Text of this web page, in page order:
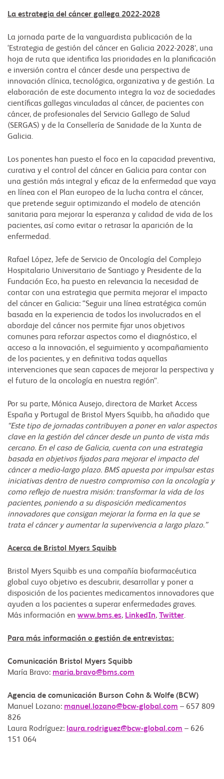
La estrategia del cáncer gallega 2022-2028
La jornada parte de la vanguardista publicación de la
‘Estrategia de gestión del cáncer en Galicia 2022-2028’, una
hoja de ruta que identifica las prioridades en la planificación
e inversión contra el cáncer desde una perspectiva de
innovación clínica, tecnológica, organizativa y de gestión. La
elaboración de este documento integra la voz de sociedades
científicas gallegas vinculadas al cáncer, de pacientes con
cáncer, de profesionales del Servicio Gallego de Salud
(SERGAS) y de la Consellería de Sanidade de la Xunta de
Galicia.
Los ponentes han puesto el foco en la capacidad preventiva,
curativa y el control del cáncer en Galicia para contar con
una gestión más integral y eficaz de la enfermedad que vaya
en línea con el Plan europeo de la lucha contra el cáncer,
que pretende seguir optimizando el modelo de atención
sanitaria para mejorar la esperanza y calidad de vida de los
pacientes, así como evitar o retrasar la aparición de la
enfermedad.
Rafael López, Jefe de Servicio de Oncología del Complejo
Hospitalario Universitario de Santiago y Presidente de la
Fundación Eco, ha puesto en relevancia la necesidad de
contar con una estrategia que permita mejorar el impacto
del cáncer en Galicia: “Seguir una línea estratégica común
basada en la experiencia de todos los involucrados en el
abordaje del cáncer nos permite fijar unos objetivos
comunes para reforzar aspectos como el diagnóstico, el
acceso a la innovación, el seguimiento y acompañamiento
de los pacientes, y en definitiva todas aquellas
intervenciones que sean capaces de mejorar la perspectiva y
el futuro de la oncología en nuestra región”.
Por su parte, Mónica Ausejo, directora de Market Access
España y Portugal de Bristol Myers Squibb, ha añadido que
“Este tipo de jornadas contribuyen a poner en valor aspectos
clave en la gestión del cáncer desde un punto de vista más
cercano. En el caso de Galicia, cuenta con una estrategia
basada en objetivos fijados para mejorar el impacto del
cáncer a medio-largo plazo. BMS apuesta por impulsar estas
iniciativas dentro de nuestro compromiso con la oncología y
como reflejo de nuestra misión: transformar la vida de los
pacientes, poniendo a su disposición medicamentos
innovadores que consigan mejorar la forma en la que se
trata el cáncer y aumentar la supervivencia a largo plazo.”
Acerca de Bristol Myers Squibb
Bristol Myers Squibb es una compañía biofarmacéutica
global cuyo objetivo es descubrir, desarrollar y poner a
disposición de los pacientes medicamentos innovadores que
ayuden a los pacientes a superar enfermedades graves.
Más información en www.bms.es, LinkedIn, Twitter.
Para más información o gestión de entrevistas:
Comunicación Bristol Myers Squibb
María Bravo: maria.bravo@bms.com
Agencia de comunicación Burson Cohn & Wolfe (BCW)
Manuel Lozano: manuel.lozano@bcw-global.com – 657 809
826
Laura Rodríguez: laura.rodriguez@bcw-global.com – 626
151 064